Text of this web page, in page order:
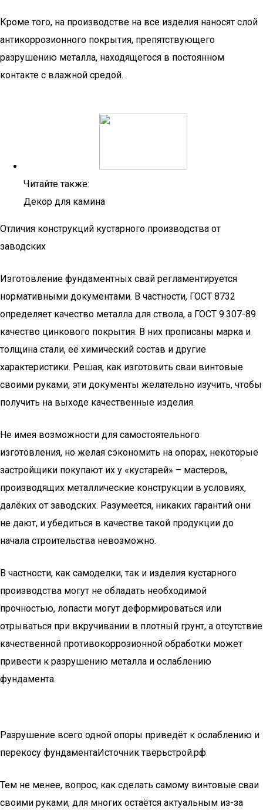
Кроме того, на производстве на все изделия наносят слой
антикоррозионного покрытия, препятствующего
разрушению металла, находящегося в постоянном
контакте с влажной средой.
Читайте также:
Декор для камина
Отличия конструкций кустарного производства от
заводских
Изготовление фундаментных свай регламентируется
нормативными документами. В частности, ГОСТ 8732
определяет качество металла для ствола, а ГОСТ 9.307-89
качество цинкового покрытия. В них прописаны марка и
толщина стали, её химический состав и другие
характеристики. Решая, как изготовить сваи винтовые
своими руками, эти документы желательно изучить, чтобы
получить на выходе качественные изделия.
Не имея возможности для самостоятельного
изготовления, но желая сэкономить на опорах, некоторые
застройщики покупают их у «кустарей» – мастеров,
производящих металлические конструкции в условиях,
далёких от заводских. Разумеется, никаких гарантий они
не дают, и убедиться в качестве такой продукции до
начала строительства невозможно.
В частности, как самоделки, так и изделия кустарного
производства могут не обладать необходимой
прочностью, лопасти могут деформироваться или
отрываться при вкручивании в плотный грунт, а отсутствие
качественной противокоррозионной обработки может
привести к разрушению металла и ослаблению
фундамента.
Разрушение всего одной опоры приведёт к ослаблению и
перекосу фундаментаИсточник тверьстрой.рф
Тем не менее, вопрос, как сделать самому винтовые сваи
своими руками, для многих остаётся актуальным из-за